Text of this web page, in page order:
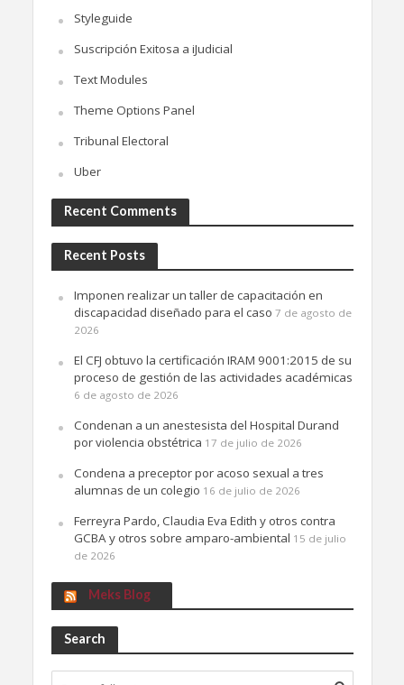
Styleguide
Suscripción Exitosa a iJudicial
Text Modules
Theme Options Panel
Tribunal Electoral
Uber
Recent Comments
Recent Posts
Imponen realizar un taller de capacitación en
discapacidad diseñado para el caso 7 de agosto de
2026
El CFJ obtuvo la certificación IRAM 9001:2015 de su
proceso de gestión de las actividades académicas
6 de agosto de 2026
Condenan a un anestesista del Hospital Durand
por violencia obstétrica 17 de julio de 2026
Condena a preceptor por acoso sexual a tres
alumnas de un colegio 16 de julio de 2026
Ferreyra Pardo, Claudia Eva Edith y otros contra
GCBA y otros sobre amparo-ambiental 15 de julio
de 2026
Meks Blog
Search